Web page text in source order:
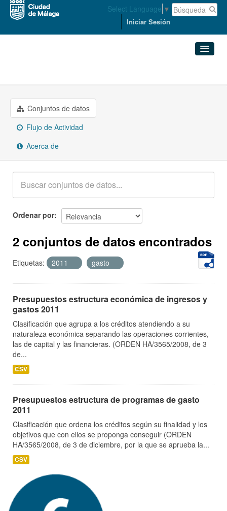
Select Language ▼
Iniciar Sesión
Organizaciones
Grupos
Acerca de
Conjuntos de datos
Flujo de Actividad
Acerca de
Ordenar por
2 conjuntos de datos encontrados
Etiquetas: 2011 gasto
Presupuestos estructura económica de ingresos y
gastos 2011
Clasificación que agrupa a los créditos atendiendo a su
naturaleza económica separando las operaciones corrientes,
las de capital y las financieras. (ORDEN HA/3565/2008, de 3
de...
CSV
Presupuestos estructura de programas de gasto
2011
Clasificación que ordena los créditos según su finalidad y los
objetivos que con ellos se proponga conseguir (ORDEN
HA/3565/2008, de 3 de diciembre, por la que se aprueba la...
CSV